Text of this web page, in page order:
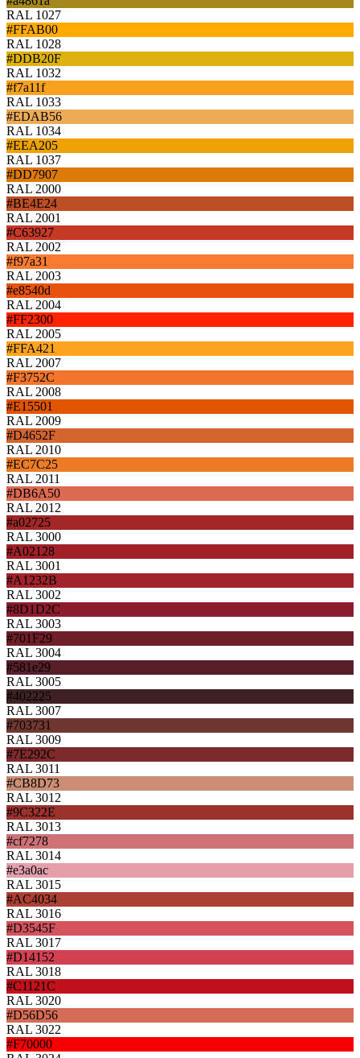
RAL 1027
#FFAB00
RAL 1028
#DDB20F
RAL 1032
#f7a11f
RAL 1033
#EDAB56
RAL 1034
#EEA205
RAL 1037
#DD7907
RAL 2000
#BE4E24
RAL 2001
#C63927
RAL 2002
#f97a31
RAL 2003
#e8540d
RAL 2004
#FF2300
RAL 2005
#FFA421
RAL 2007
#F3752C
RAL 2008
#E15501
RAL 2009
#D4652F
RAL 2010
#EC7C25
RAL 2011
#DB6A50
RAL 2012
#a02725
RAL 3000
#A02128
RAL 3001
#A1232B
RAL 3002
#8D1D2C
RAL 3003
#701F29
RAL 3004
#581e29
RAL 3005
#402225
RAL 3007
#703731
RAL 3009
#7E292C
RAL 3011
#CB8D73
RAL 3012
#9C322E
RAL 3013
#cf7278
RAL 3014
#e3a0ac
RAL 3015
#AC4034
RAL 3016
#D3545F
RAL 3017
#D14152
RAL 3018
#C1121C
RAL 3020
#D56D56
RAL 3022
#F70000